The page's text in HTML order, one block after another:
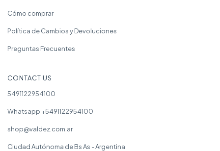
Cómo comprar
Política de Cambios y Devoluciones
Preguntas Frecuentes
CONTACT US
5491122954100
Whatsapp +5491122954100
shop@valdez.com.ar
Ciudad Autónoma de Bs As - Argentina